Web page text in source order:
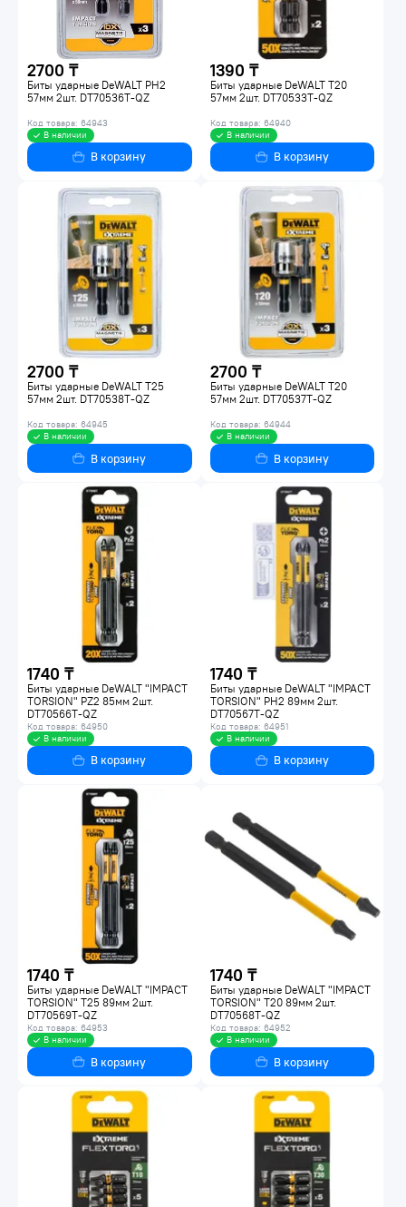
2700 ₸
Биты ударные DeWALT PH2
57мм 2шт. DT70536T-QZ
Код товара: 64943
В наличии
В корзину
1390 ₸
Биты ударные DeWALT T20
57мм 2шт. DT70533T-QZ
Код товара: 64940
В наличии
В корзину
2700 ₸
Биты ударные DeWALT T25
57мм 2шт. DT70538T-QZ
Код товара: 64945
В наличии
В корзину
2700 ₸
Биты ударные DeWALT Т20
57мм 2шт. DT70537T-QZ
Код товара: 64944
В наличии
В корзину
1740 ₸
Биты ударные DeWALT "IMPACT
TORSION" PZ2 85мм 2шт.
DT70566T-QZ
Код товара: 64950
В наличии
В корзину
1740 ₸
Биты ударные DeWALT "IMPACT
TORSION" PH2 89мм 2шт.
DT70567T-QZ
Код товара: 64951
В наличии
В корзину
1740 ₸
Биты ударные DeWALT "IMPACT
TORSION" T25 89мм 2шт.
DT70569T-QZ
Код товара: 64953
В наличии
В корзину
1740 ₸
Биты ударные DeWALT "IMPACT
TORSION" T20 89мм 2шт.
DT70568T-QZ
Код товара: 64952
В наличии
В корзину